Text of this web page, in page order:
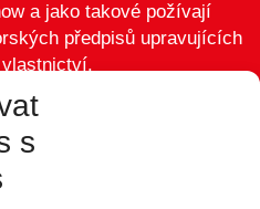
s
a jako takové požívají
předpisů upravujících